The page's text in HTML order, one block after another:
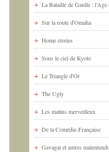
La Bataille de Gaulle : l'Age
Sur la route d'Omaha
Home stories
Sous le ciel de Kyoto
Le Triangle d'Or
The Ugly
Les matins merveilleux
De la Comédie-Française
Gavagai et autres